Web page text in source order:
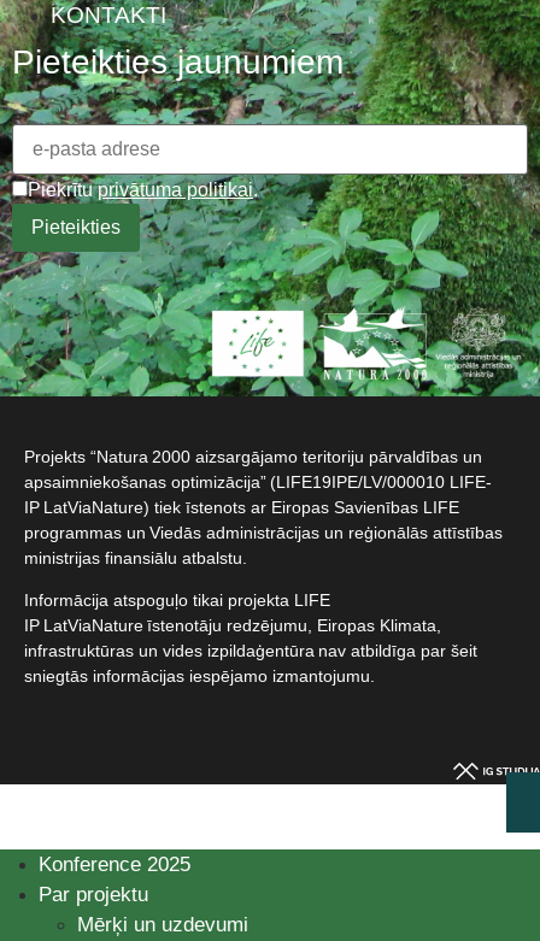
KONTAKTI
Pieteikties jaunumiem
Piekrītuprivātuma politikai.
Projekts “Natura 2000 aizsargājamo teritoriju pārvaldības un
apsaimniekošanas optimizācija” (LIFE19IPE/LV/000010 LIFE-
IP LatViaNature) tiek īstenots ar Eiropas Savienības LIFE
programmas un Viedās administrācijas un reģionālās attīstības
ministrijas finansiālu atbalstu.​
Informācija atspoguļo tikai projekta LIFE
IP LatViaNature īstenotāju redzējumu, Eiropas Klimata,
infrastruktūras un vides izpildaģentūra nav atbildīga par šeit
sniegtās informācijas iespējamo izmantojumu.​
Konference 2025
Par projektu
Mērķi un uzdevumi